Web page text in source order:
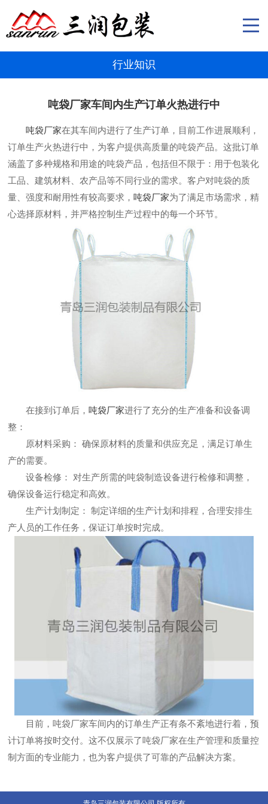
行业知识
吨袋厂家车间内生产订单火热进行中
吨袋厂家在其车间内进行了生产订单，目前工作进展顺利，
订单生产火热进行中，为客户提供高质量的吨袋产品。这批订单
涵盖了多种规格和用途的吨袋产品，包括但不限于：用于包装化
工品、建筑材料、农产品等不同行业的需求。客户对吨袋的质
量、强度和耐用性有较高要求， 吨袋厂家为了满足市场需求，精
心选择原材料，并严格控制生产过程中的每一个环节。
在接到订单后， 吨袋厂家进行了充分的生产准备和设备调
整：
原材料采购： 确保原材料的质量和供应充足，满足订单生
产的需要。
设备检修： 对生产所需的吨袋制造设备进行检修和调整，
确保设备运行稳定和高效。
生产计划制定： 制定详细的生产计划和排程，合理安排生
产人员的工作任务，保证订单按时完成。
目前，吨袋厂家车间内的订单生产正有条不紊地进行着，预
计订单将按时交付。这不仅展示了吨袋厂家在生产管理和质量控
制方面的专业能力，也为客户提供了可靠的产品解决方案。